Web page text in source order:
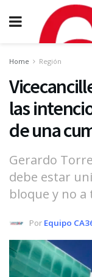
Home Región
las
de una
Gerardo
debe estar
bloque y no a
Por Equipo